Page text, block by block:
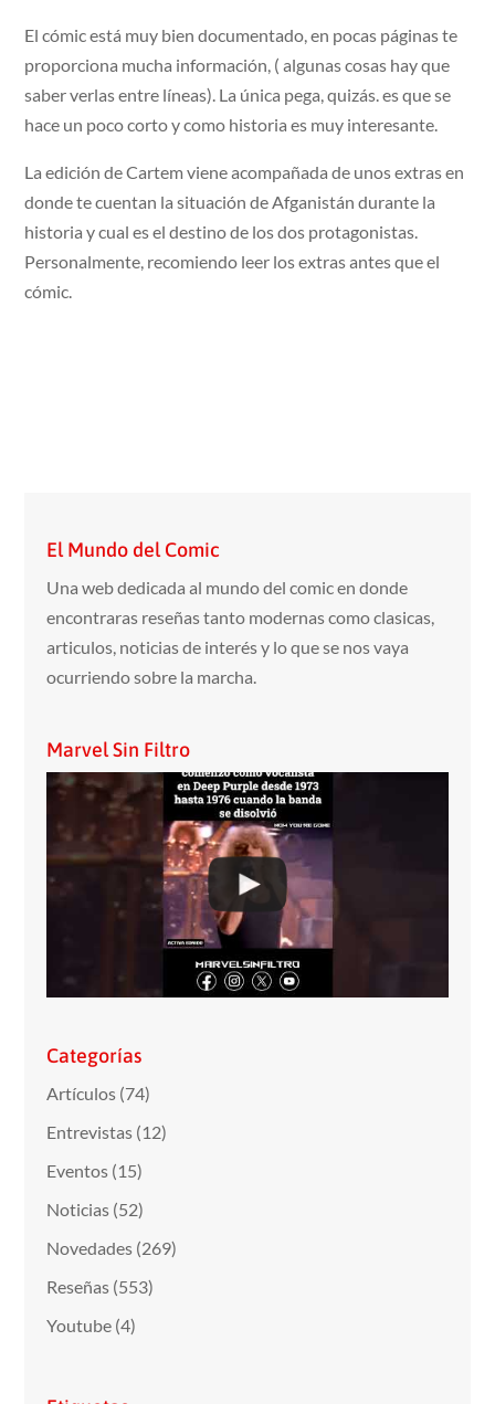
El cómic está muy bien documentado, en pocas páginas te
proporciona mucha información, ( algunas cosas hay que
saber verlas entre líneas). La única pega, quizás. es que se
hace un poco corto y como historia es muy interesante.
La edición de Cartem viene acompañada de unos extras en
donde te cuentan la situación de Afganistán durante la
historia y cual es el destino de los dos protagonistas.
Personalmente, recomiendo leer los extras antes que el
cómic.
El Mundo del Comic
Una web dedicada al mundo del comic en donde
encontraras reseñas tanto modernas como clasicas,
articulos, noticias de interés y lo que se nos vaya
ocurriendo sobre la marcha.
Marvel Sin Filtro
Categorías
Artículos (74)
Entrevistas (12)
Eventos (15)
Noticias (52)
Novedades (269)
Reseñas (553)
Youtube (4)